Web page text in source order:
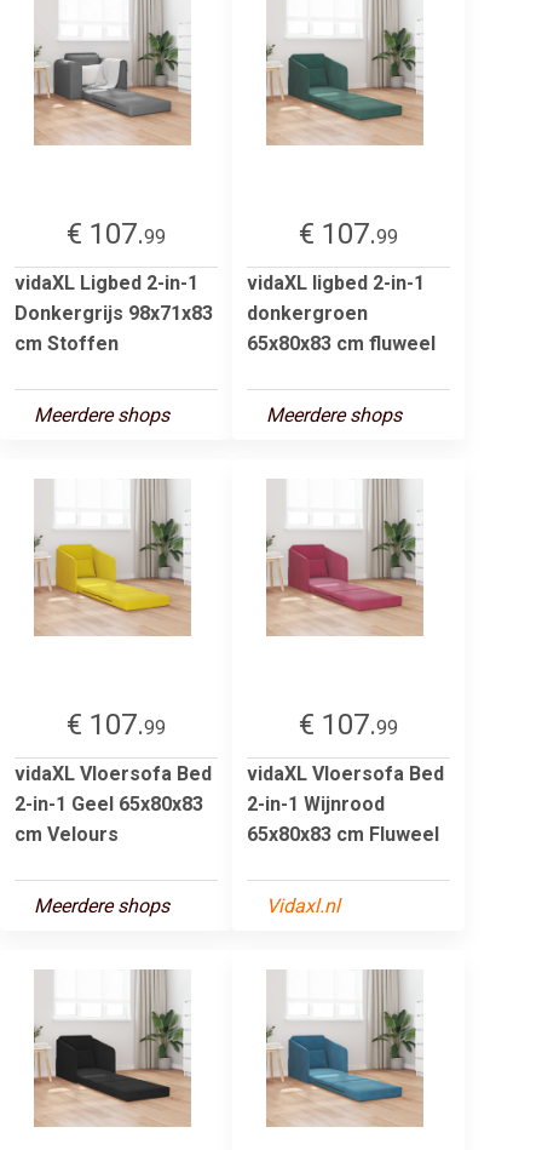
€ 107.99
vidaXL Ligbed 2-in-1
Donkergrijs 98x71x83
cm Stoffen
Meerdere shops
€ 107.99
vidaXL ligbed 2-in-1
donkergroen
65x80x83 cm fluweel
Meerdere shops
€ 107.99
vidaXL Vloersofa Bed
2-in-1 Geel 65x80x83
cm Velours
Meerdere shops
€ 107.99
vidaXL Vloersofa Bed
2-in-1 Wijnrood
65x80x83 cm Fluweel
Vidaxl.nl